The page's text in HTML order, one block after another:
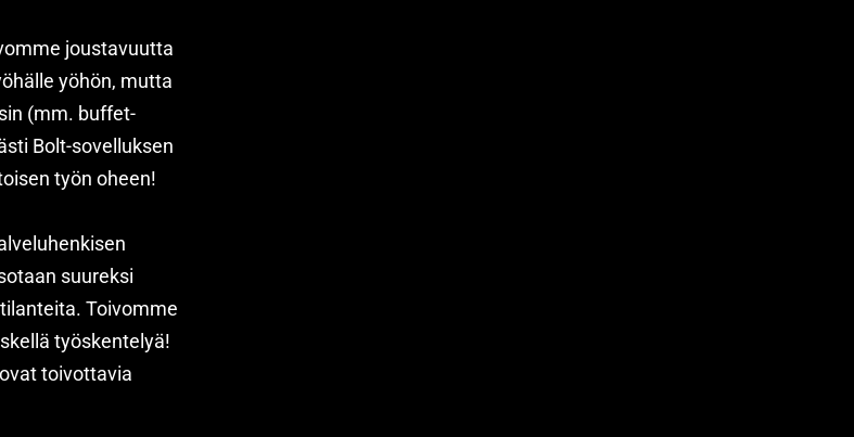
joustavuutta
yöhön, mutta
(mm. buffet-
Bolt-sovelluksen
työn oheen!
suureksi
Toivomme
työskentelyä!
toivottavia